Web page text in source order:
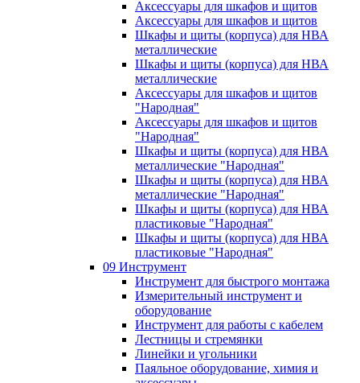
Аксессуары для шкафов и щитов
Аксессуары для шкафов и щитов
Шкафы и щиты (корпуса) для НВА
металлические
Шкафы и щиты (корпуса) для НВА
металлические
Аксессуары для шкафов и щитов
"Народная"
Аксессуары для шкафов и щитов
"Народная"
Шкафы и щиты (корпуса) для НВА
металлические "Народная"
Шкафы и щиты (корпуса) для НВА
металлические "Народная"
Шкафы и щиты (корпуса) для НВА
пластиковые "Народная"
Шкафы и щиты (корпуса) для НВА
пластиковые "Народная"
09 Инструмент
Инструмент для быстрого монтажа
Измерительный инструмент и
оборудование
Инструмент для работы с кабелем
Лестницы и стремянки
Линейки и угольники
Паяльное оборудование, химия и